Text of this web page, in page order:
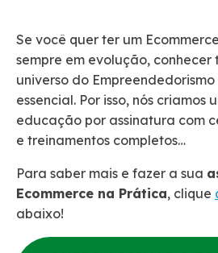
Se você quer ter um
sempre em evolução, conhecer
universo do
essencial. Por isso, nós
educação por assinatura com
e treinamentos completos…
Para saber mais e fazer a sua
Ecommerce na Prática, clique
abaixo!